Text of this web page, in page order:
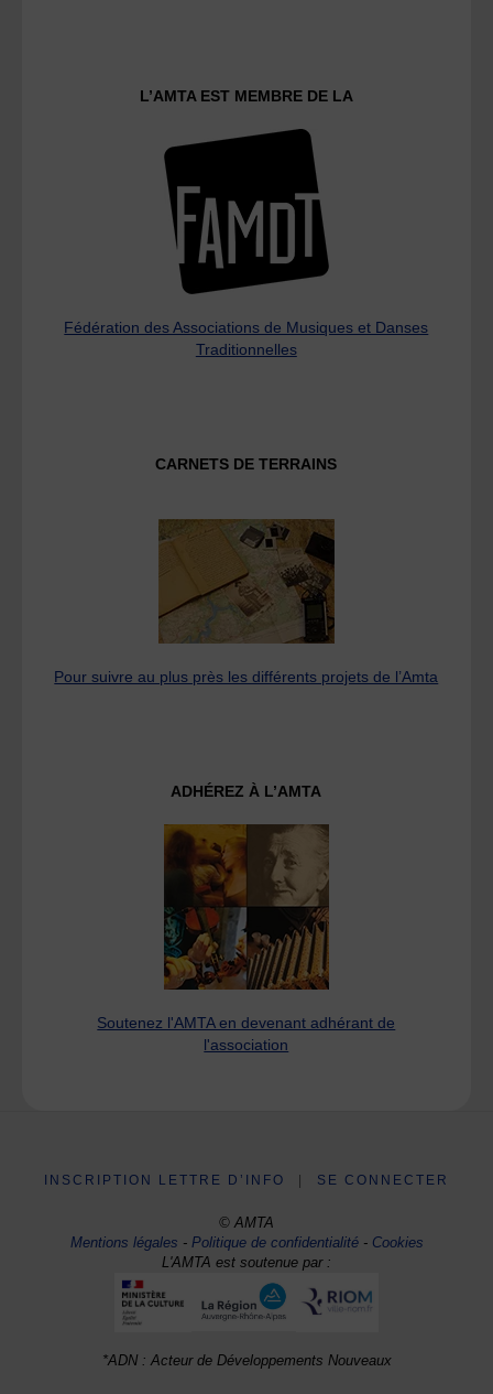
L’AMTA EST MEMBRE DE LA
Fédération des Associations de Musiques et Danses
Traditionnelles
CARNETS DE TERRAINS
Pour suivre au plus près les différents projets de l’Amta
ADHÉREZ À L’AMTA
Soutenez l'AMTA en devenant adhérant de
l'association
INSCRIPTION LETTRE D’INFO SE CONNECTER
© AMTA
Mentions légales -Politique de confidentialité- Cookies
L'AMTA est soutenue par :
*ADN : Acteur de Développements Nouveaux